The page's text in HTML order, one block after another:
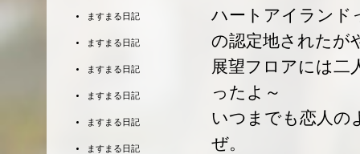
ハートアイランド
の認定地されたが
展望フロアには二
ったよ～
いつまでも恋人の
ぜ。
ますまる日記
ますまる日記
ますまる日記
ますまる日記
ますまる日記
ますまる日記